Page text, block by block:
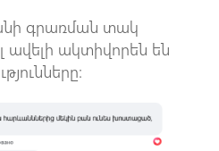
գրառման տակ
ավելի ակտիվորեն են